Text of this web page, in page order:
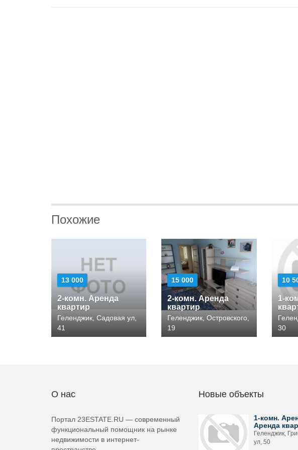
Похожие
13 000
2-комн. Аренда
квартир
Геленджик, Садовая ул,
41
15 000
2-комн. Аренда
квартир
Геленджик, Островского,
19
10
1-
30
О нас
Портал 23ESTATE.RU — современный
функциональный помощник на рынке
недвижимости в интернет-
Новые объекты
1-комн.
Аренда
Геленджик,
ул, 50